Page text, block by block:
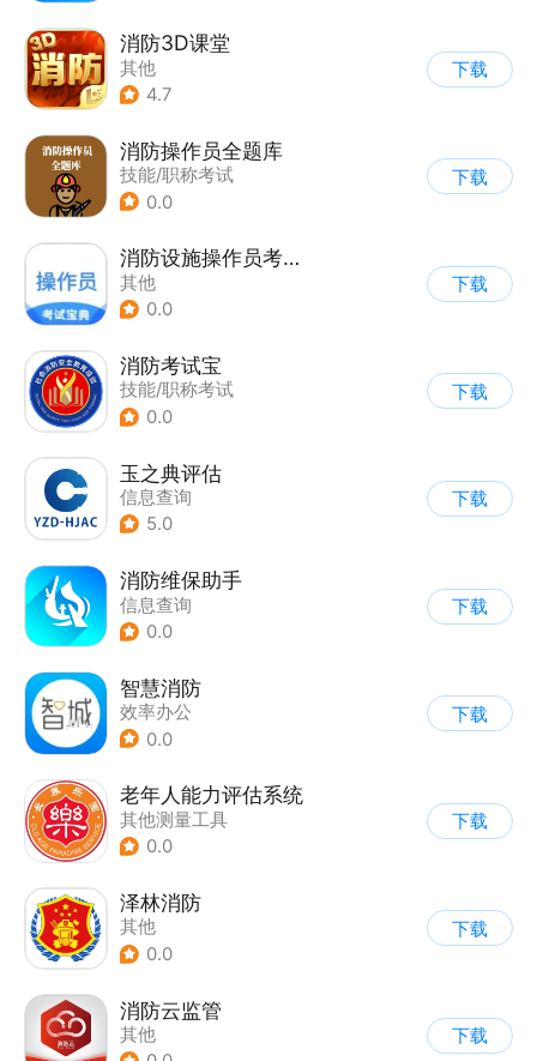
消防3D课堂
其他
4.7
下载
消防操作员全题库
技能/职称考试
0.0
下载
消防设施操作员考试宝典
其他
0.0
下载
消防考试宝
技能/职称考试
0.0
下载
玉之典评估
信息查询
5.0
下载
消防维保助手
信息查询
0.0
下载
智慧消防
效率办公
0.0
下载
老年人能力评估系统
其他测量工具
0.0
下载
泽林消防
其他
0.0
下载
消防云监管
其他
下载